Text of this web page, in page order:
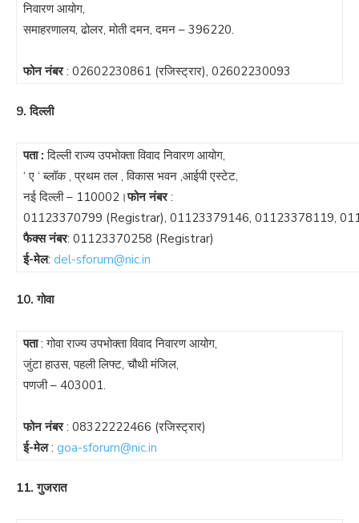
निवारण आयोग,
समाहरणालय, ढोलर, मोती दमन, दमन – 396220.
फोन नंबर: 02602230861 (रजिस्ट्रार), 02602230093
9. दिल्ली
पता :दिल्ली राज्य उपभोक्ता विवाद निवारण आयोग,
‘ ए ‘ ब्लॉक , प्रथम तल , विकास भवन ,आईपी एस्टेट,
नई दिल्ली – 110002।फोन नंबर:
01123370799 (Registrar), 01123379146, 01123378119,
फैक्स नंबर: 01123370258 (Registrar)
ई-मेल: del-sforum@nic.in
10. गोवा
पता: गोवा राज्य उपभोक्ता विवाद निवारण आयोग,
जुंटा हाउस, पहली लिफ्ट, चौथी मंजिल,
पणजी – 403001.
फोन नंबर: 08322222466 (रजिस्ट्रार)
ई-मेल: goa-sforum@nic.in
11. गुजरात